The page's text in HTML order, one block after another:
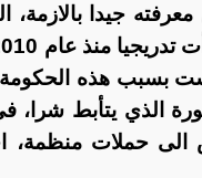
معرفته جيدا
بسبب هذه الحكومة،
الذي يتأبط شرا،
حملات منظمة،